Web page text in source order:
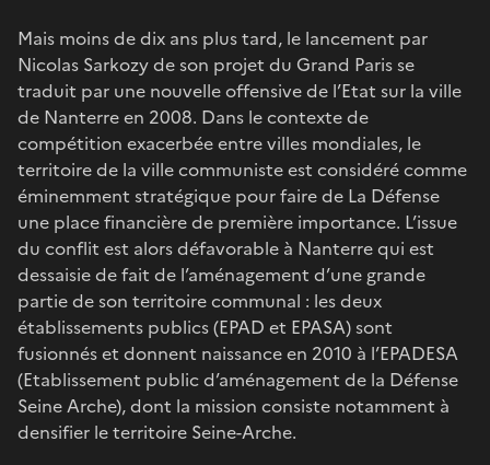
Mais moins de dix ans plus tard, le lancement par
Nicolas Sarkozy de son projet du Grand Paris se
traduit par une nouvelle offensive de l’Etat sur la ville
de Nanterre en 2008. Dans le contexte de
compétition exacerbée entre villes mondiales, le
territoire de la ville communiste est considéré comme
éminemment stratégique pour faire de La Défense
une place financière de première importance. L’issue
du conflit est alors défavorable à Nanterre qui est
dessaisie de fait de l’aménagement d’une grande
partie de son territoire communal : les deux
établissements publics (EPAD et EPASA) sont
fusionnés et donnent naissance en 2010 à l’EPADESA
(Etablissement public d’aménagement de la Défense
Seine Arche), dont la mission consiste notamment à
densifier le territoire Seine-Arche.